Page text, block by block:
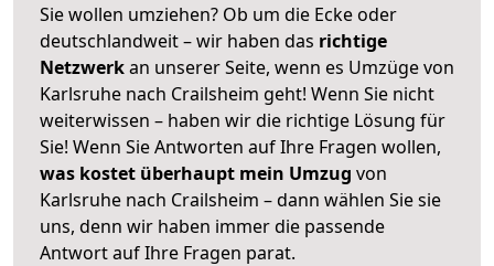
Sie wollen umziehen? Ob um die Ecke oder
deutschlandweit – wir haben das richtige
Netzwerkan unserer Seite, wenn es Umzüge von
Karlsruhe nach Crailsheim geht! Wenn Sie nicht
weiterwissen – haben wir die richtige Lösung für
Sie! Wenn Sie Antworten auf Ihre Fragen wollen,
was kostet überhaupt mein Umzug von
Karlsruhe nach Crailsheim – dann wählen Sie sie
uns, denn wir haben immer die passende
Antwort auf Ihre Fragen parat.